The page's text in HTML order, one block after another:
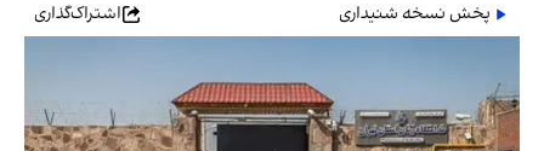
پخش نسخه شنیداری
اشتراک‌گذاری